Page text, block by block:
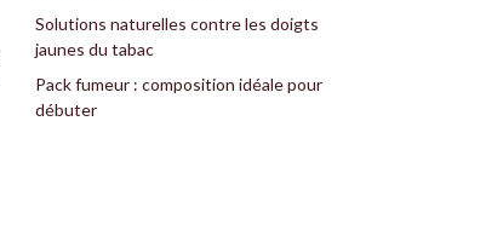
Solutions naturelles contre les doigts
jaunes du tabac
Pack fumeur : composition idéale pour
débuter